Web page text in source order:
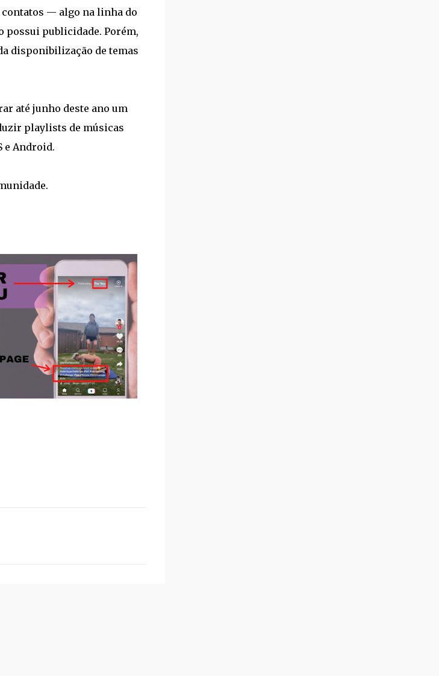
contatos — algo na linha do
possui publicidade. Porém,
disponibilização de temas
até junho deste ano um
playlists de músicas
e Android.